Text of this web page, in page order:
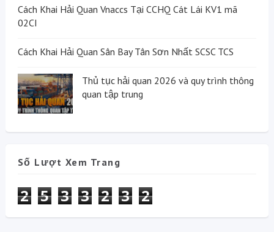
Cách Khai Hải Quan Vnaccs Tại CCHQ Cát Lái KV1 mã
02CI
Cách Khai Hải Quan Sân Bay Tân Sơn Nhất SCSC TCS
Thủ tục hải quan 2026 và quy trình thông
quan tập trung
Số Lượt Xem Trang
2 5 3 3 2 3 2